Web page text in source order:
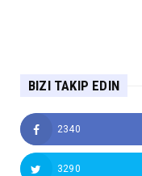
BIZI TAKIP EDIN
2340
3290